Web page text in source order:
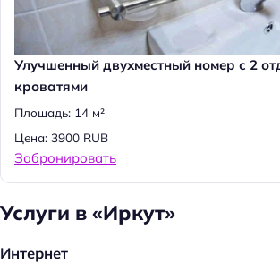
Улучшенный двухместный номер с 2
кроватями
Площадь: 14 м²
Цена: 3900 RUB
Забронировать
Услуги в «Иркут»
Интернет